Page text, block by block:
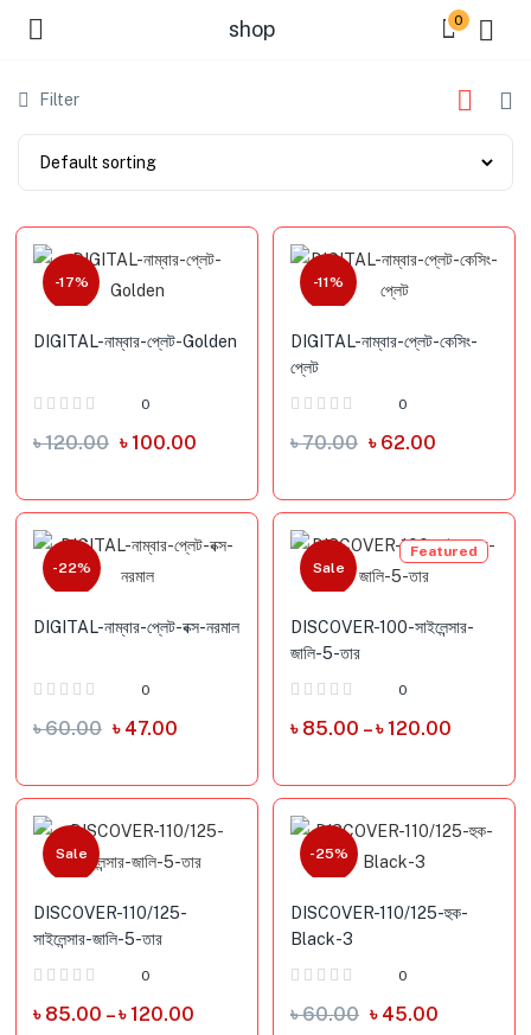
shop 0
Filter
-17%
DIGITAL-নাম্বার-প্লেট-Golden
0
৳120.00 ৳100.00
-11%
DIGITAL-নাম্বার-প্লেট-কেসিং-
প্লেট
0
৳70.00 ৳ 62.00
-22%
DIGITAL-নাম্বার-প্লেট-বক্স-নরমাল
0
৳60.00 ৳ 47.00
Sale
Featured
DISCOVER-100-সাইলেন্সার-
জালি-5-তার
0
৳ 85.00 – ৳120.00
Sale
DISCOVER-110/125-
সাইলেন্সার-জালি-5-তার
0
৳ 85.00 – ৳120.00
-25%
DISCOVER-110/125-হুক-
Black-3
0
৳60.00 ৳ 45.00